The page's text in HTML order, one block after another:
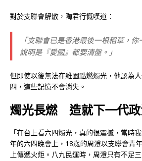
對於支聯會解散，陶君行慨嘆道：
「支聯會已是香港最後一根稻草，
說明是『愛國』都要清盤。」
但即使以後無法在維園點燃燭光，他認為
四，這些記憶不會消失。
燭光長燃 造就下一代
「在台上看六四燭光，真的很震撼，當時
年的六四晚會上，18歲的周澄以支聯會青
上傳遞火炬。八九民運時，周澄只有不足